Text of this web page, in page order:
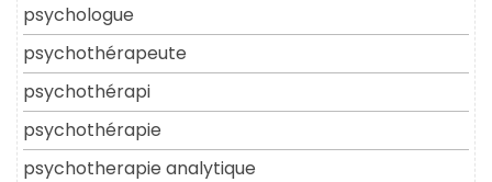
psychologue
psychothérapeute
psychothérapi
psychothérapie
psychotherapie analytique